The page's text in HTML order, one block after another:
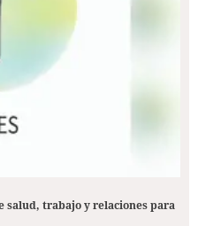
salud, trabajo y relaciones para